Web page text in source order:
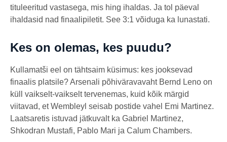
tituleeritud vastasega, mis hing ihaldas. Ja tol päeval
ihaldasid nad finaalipiletit. See 3:1 võiduga ka lunastati.
Kes on olemas, kes puudu?
Kullamatši eel on tähtsaim küsimus: kes jooksevad
finaalis platsile? Arsenali põhiväravavaht Bernd Leno on
küll vaikselt-vaikselt tervenemas, kuid kõik märgid
viitavad, et Wembleyl seisab postide vahel Emi Martinez.
Laatsaretis istuvad jätkuvalt ka Gabriel Martinez,
Shkodran Mustafi, Pablo Mari ja Calum Chambers.